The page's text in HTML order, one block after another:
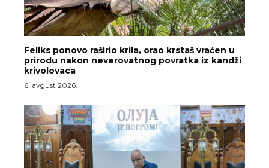
Feliks ponovo raširio krila, orao krstaš vraćen u
prirodu nakon neverovatnog povratka iz kandži
krivolovaca
6. avgust 2026.